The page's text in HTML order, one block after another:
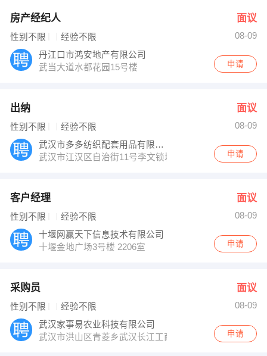
房产经纪人 面议
性别不限 经验不限
08-09
丹江口市鸿安地产有限公司
武当大道水都花园15号楼
申请
出纳 面议
性别不限 经验不限
08-09
武汉市多多纺织配套用品有限公司
武汉市江汉区自治街11号李文锁城旁
申请
客户经理 面议
性别不限 经验不限
08-09
十堰网赢天下信息技术有限公司
十堰金地广场3号楼 2206室
申请
采购员 面议
性别不限 经验不限
08-09
武汉家事易农业科技有限公司
武汉市洪山区青菱乡武汉长江工商学院弘德楼4楼107室
申请